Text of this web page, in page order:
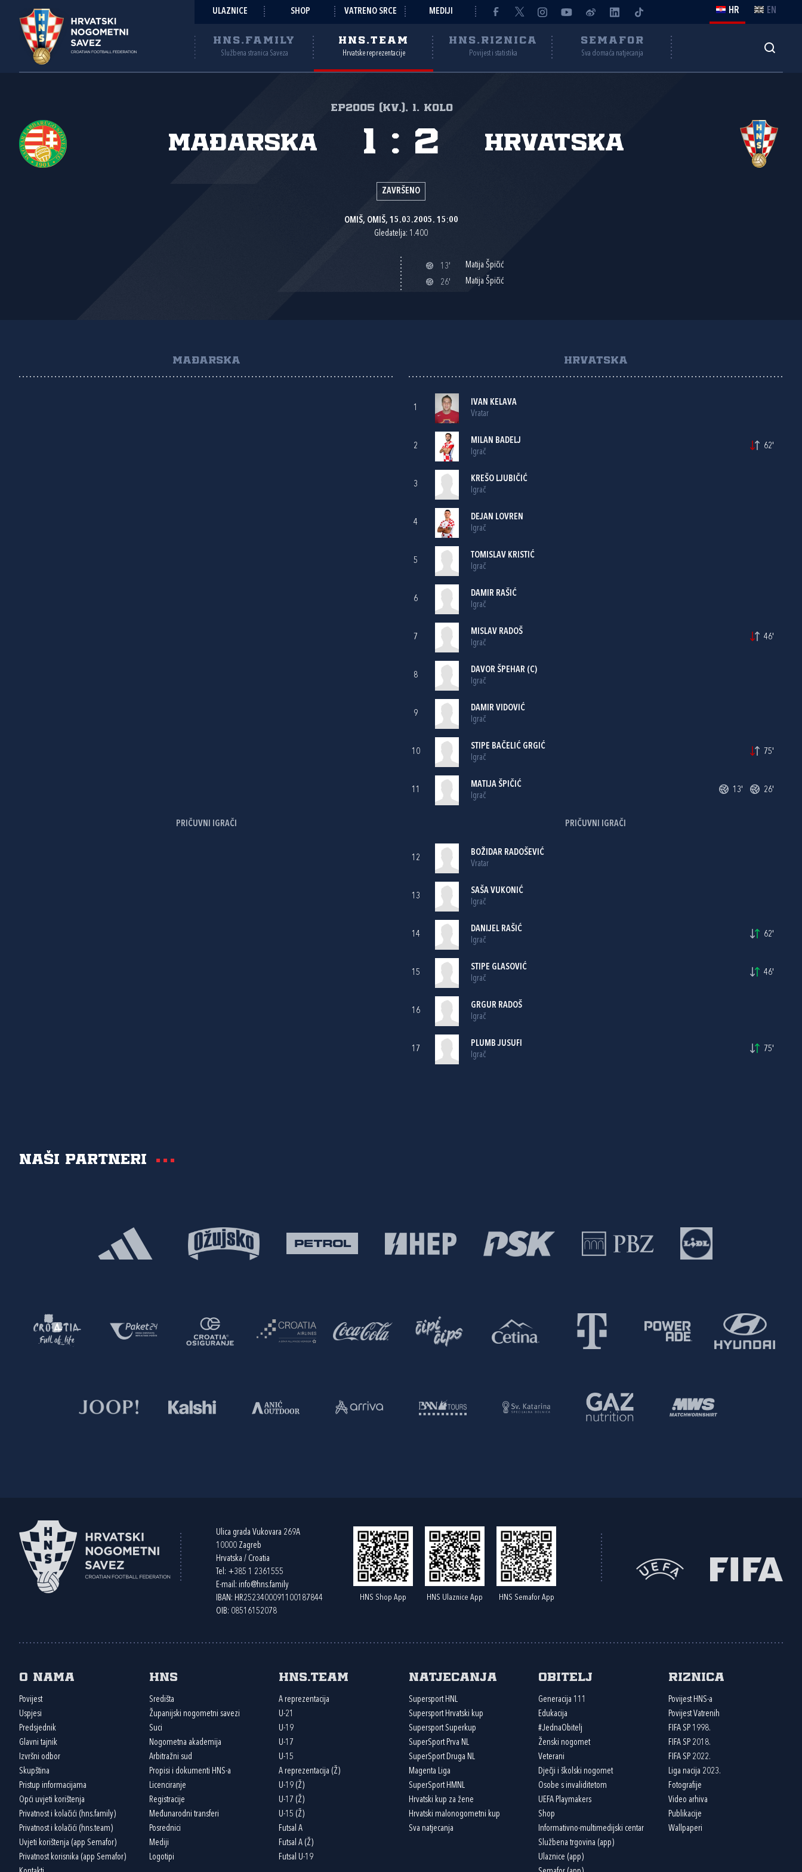
ULAZNICE SHOP VATRENO SRCE MEDIJI HR EN
HNS.FAMILY
Službena stranica Saveza
HNS.TEAM
Hrvatske reprezentacije
HNS.RIZNICA
Povijest i statistika
SEMAFOR
Sva domaća natjecanja
EP2005 (kv.), 1. kolo
Mađarska Hrvatska
1 : 2
ZAVRŠENO
OMIŠ, OMIŠ, 15.03.2005. 15:00
Gledatelja: 1.400
13'
Matija Špičić
26'
Matija Špičić
MAĐARSKA
PRIČUVNI IGRAČI
HRVATSKA
1
IVAN KELAVA
Vratar
2
MILAN BADELJ
Igrač
62'
3
KREŠO LJUBIČIĆ
Igrač
4
DEJAN LOVREN
Igrač
5
TOMISLAV KRISTIĆ
Igrač
6
DAMIR RAŠIĆ
Igrač
7
MISLAV RADOŠ
Igrač
46'
8
DAVOR ŠPEHAR (C)
Igrač
9
DAMIR VIDOVIĆ
Igrač
10
STIPE BAČELIĆ GRGIĆ
Igrač
75'
11
MATIJA ŠPIČIĆ
Igrač
13' 26'
PRIČUVNI IGRAČI
12
BOŽIDAR RADOŠEVIĆ
Vratar
13
SAŠA VUKONIĆ
Igrač
14
DANIJEL RAŠIĆ
Igrač
62'
15
STIPE GLASOVIĆ
Igrač
46'
16
GRGUR RADOŠ
Igrač
17
PLUMB JUSUFI
Igrač
75'
Naši partneri
Ulica grada Vukovara 269A
10000 Zagreb
Hrvatska / Croatia
Tel: +385 1 2361555
E-mail: info@hns.family
IBAN: HR2523400091100187844
OIB: 08516152078
HNS Shop App HNS Ulaznice App HNS Semafor App
O nama
Povijest
Uspjesi
Predsjednik
Glavni tajnik
Izvršni odbor
Skupština
Pristup informacijama
Opći uvjeti korištenja
Privatnost i kolačići (hns.family)
Privatnost i kolačići (hns.team)
Uvjeti korištenja (app Semafor)
Privatnost korisnika (app Semafor)
HNS
Središta
Županijski nogometni savezi
Suci
Nogometna akademija
Arbitražni sud
Propisi i dokumenti HNS-a
Licenciranje
Registracije
Međunarodni transferi
Posrednici
Mediji
Logotipi
HNS.team
A reprezentacija
U-21
U-19
U-17
U-15
A reprezentacija (Ž)
U-19 (Ž)
U-17 (Ž)
U-15 (Ž)
Futsal A
Futsal A (Ž)
Futsal U-19
Natjecanja
Supersport HNL
Supersport Hrvatski kup
Supersport Superkup
SuperSport Prva NL
SuperSport Druga NL
Magenta Liga
SuperSport HMNL
Hrvatski kup za žene
Hrvatski malonogometni kup
Sva natjecanja
Obitelj
Generacija 111
Edukacija
#JednaObitelj
Ženski nogomet
Veterani
Dječji i školski nogomet
Osobe s invaliditetom
UEFA Playmakers
Shop
Informativno-multimedijski centar
Službena trgovina (app)
Ulaznice (app)
Riznica
Povijest HNS-a
Povijest Vatrenih
FIFA SP 1998.
FIFA SP 2018.
FIFA SP 2022.
Liga nacija 2023.
Fotografije
Video arhiva
Publikacije
Wallpaperi